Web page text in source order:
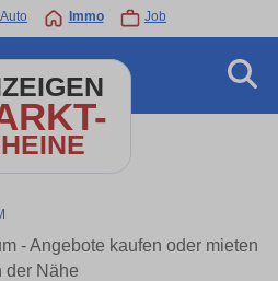
Auto Immo Job
- Angebote kaufen oder mieten
der Nähe